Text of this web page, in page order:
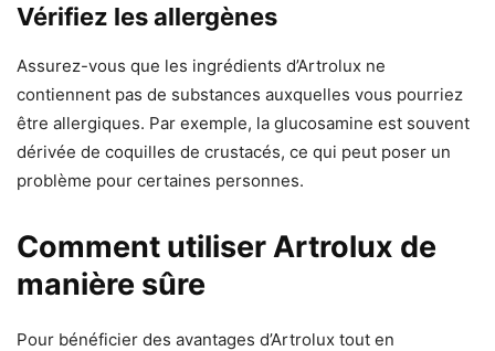
Vérifiez les allergènes
Assurez-vous que les ingrédients d’Artrolux ne
contiennent pas de substances auxquelles vous pourriez
être allergiques. Par exemple, la glucosamine est souvent
dérivée de coquilles de crustacés, ce qui peut poser un
problème pour certaines personnes.
Comment utiliser Artrolux de
manière sûre
Pour bénéficier des avantages d’Artrolux tout en